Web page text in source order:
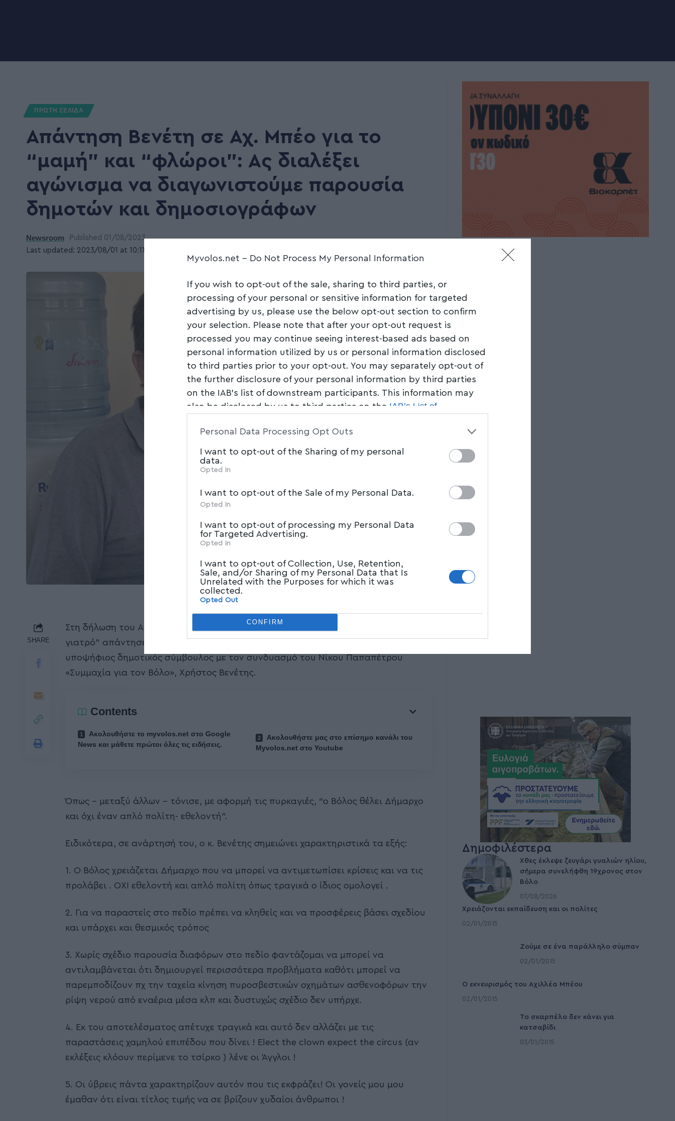
Myvolos.net - Do Not Process My Personal Information
If you wish to opt-out of the sale, sharing to third parties, or
processing of your personal or sensitive information for targeted
advertising by us, please use the below opt-out section to confirm
your selection. Please note that after your opt-out request is
processed you may continue seeing interest-based ads based on
personal information utilized by us or personal information disclosed
to third parties prior to your opt-out. You may separately opt-out of
the further disclosure of your personal information by third parties
on the IAB’s list of downstream participants. This information may
also be disclosed by us to third parties on the IAB’s List of
parties.
Personal Data Processing Opt Outs
I want to opt-out of the Sharing of my personal
data.
Opted In
I want to opt-out of the Sale of my Personal Data.
Opted In
I want to opt-out of processing my Personal Data
for Targeted Advertising.
Opted In
I want to opt-out of Collection, Use, Retention,
Sale, and/or Sharing of my Personal Data that Is
Unrelated with the Purposes for which it was
collected.
Opted Out
CONFIRM
ΠΡΩΤΗ ΣΕΛΙΔΑ
Απάντηση Βενέτη σε Αχ. Μπέο για το
“μαμή” και “φλώροι”: Ας διαλέξει
αγώνισμα να διαγωνιστούμε παρουσία
δημοτών και δημοσιογράφων
Last updated: 2023/08/01 at 10:11 ΠΜ
Newsroom Published 01/08/2023
SHARE
Στη δήλωση του Αχιλλέα Μπέου σε βάρος του, ότι “είναι μαμή που κάνει το
γιατρό” απάντησε ο γνωστός Βολιώτης ιατρός- μαιευτήρας γυναικολόγος και
υποψήφιος δημοτικός σύμβουλος με τον συνδυασμό του Νίκου Παπαπέτρου
«Συμμαχία για τον Βόλο», Χρήστος Βενέτης.
Contents
Ακολουθήστε το myvolos.net στο Google
News και μάθετε πρώτοι όλες τις ειδήσεις.
Ακολουθήστε μας στο επίσημο κανάλι του
Myvolos.net στο Youtube
Όπως – μεταξύ άλλων – τόνισε, με αφορμή τις πυρκαγιές, “ο Βόλος θέλει Δήμαρχο
και όχι έναν απλό πολίτη- εθελοντή”.
Ειδικότερα, σε ανάρτησή του, ο κ. Βενέτης σημειώνει χαρακτηριστικά τα εξής:
1. Ο Βόλος χρειάζεται Δήμαρχο που να μπορεί να αντιμετωπίσει κρίσεις και να τις
προλάβει . ΟΧΙ εθελοντή και απλό πολίτη όπως τραγικά ο ίδιος ομολογεί .
2. Για να παραστείς στο πεδίο πρέπει να κληθείς και να προσφέρεις βάσει σχεδίου
και υπάρχει και θεσμικός τρόπος
3. Χωρίς σχέδιο παρουσία διαφόρων στο πεδίο φαντάζομαι να μπορεί να
αντιλαμβάνεται ότι δημιουργεί περισσότερα προβλήματα καθότι μπορεί να
παρεμποδίζουν πχ την ταχεία κίνηση πυροσβεστικών οχημάτων ασθενοφόρων την
ρίψη νερού από εναέρια μέσα κλπ και δυστυχώς σχέδιο δεν υπήρχε.
4. Εκ του αποτελέσματος απέτυχε τραγικά και αυτό δεν αλλάζει με τις
παραστάσεις χαμηλού επιπέδου που δίνει ! Elect the clown expect the circus (αν
εκλέξεις κλόουν περίμενε το τσίρκο ) λένε οι Άγγλοι !
5. Οι ύβρεις πάντα χαρακτηρίζουν αυτόν που τις εκφράζει! Οι γονείς μου μου
έμαθαν ότι είναι τίτλος τιμής να σε βρίζουν χυδαίοι άνθρωποι !
Δημοφιλέστερα
Χθες έκλεψε ζευγάρι γυαλιών ηλίου,
σήμερα συνελήφθη 19χρονος στον
Βόλο
07/08/2026
Χρειάζονται εκπαίδευση και οι πολίτες
02/01/2015
Ζούμε σε ένα παράλληλο σύμπαν
02/01/2015
Ο εκνευρισμός του Αχιλλέα Μπέου
02/01/2015
To σκαρπέλο δεν κάνει για
κατσαβίδι
03/01/2015